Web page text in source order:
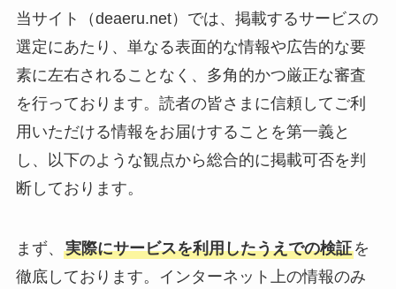
当サイト（deaeru.net）では、掲載するサービスの
選定にあたり、単なる表面的な情報や広告的な要
素に左右されることなく、多角的かつ厳正な審査
を行っております。読者の皆さまに信頼してご利
用いただける情報をお届けすることを第一義と
し、以下のような観点から総合的に掲載可否を判
断しております。
まず、 実際にサービスを利用したうえでの検証を
徹底しております。インターネット上の情報のみ